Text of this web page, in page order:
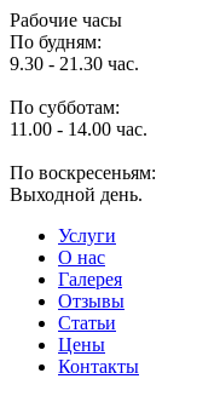
Рабочие часы
По будням:
9.30 - 21.30 час.
По субботам:
11.00 - 14.00 час.
По воскресеньям:
Выходной день.
Услуги
O нас
Галерея
Отзывы
Статьи
Цены
Контакты